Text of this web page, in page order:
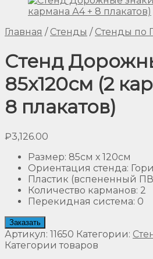
Главная / Стенды / Стенды по
Стенд
85х120см (2
8 плакатов)
₽3,126.00
Размер: 85см х 120см
Ориентация стенда:
Пластик (вспененный
Количество карманов: 2
Перекидная система: 0
Заказать
Артикул: 11650 Категории:
Категории товаров